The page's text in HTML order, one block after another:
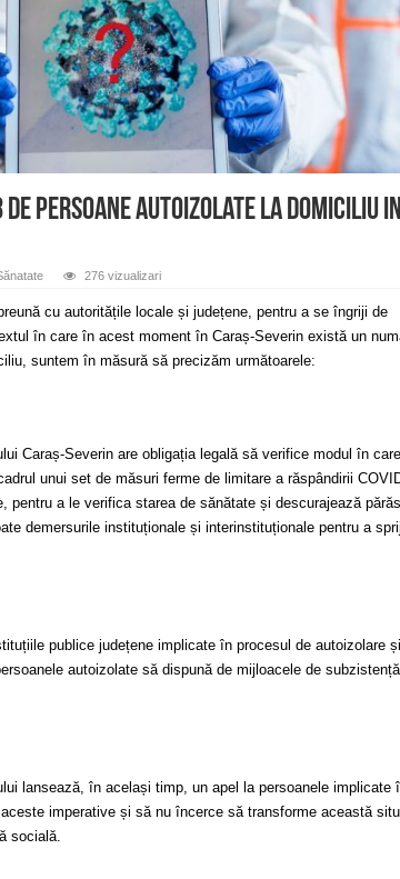
de persoane autoizolate la domiciliu in
276 vizualizari
cu autoritățile locale și județene, pentru a se îngriji de
în care în acest moment în Caraș-Severin există un
suntem în măsură să precizăm următoarele:
Caraș-Severin are obligația legală să verifice modul în
unui set de măsuri ferme de limitare a răspândirii
pentru a le verifica starea de sănătate și descurajează
demersurile instituționale și interinstituționale pentru a
publice județene implicate în procesul de autoizolare
autoizolate să dispună de mijloacele de subzistență
lansează, în același timp, un apel la persoanele implicate
imperative și să nu încerce să transforme această
socială.